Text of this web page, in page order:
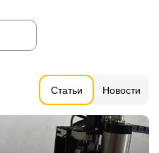
Статьи Новости